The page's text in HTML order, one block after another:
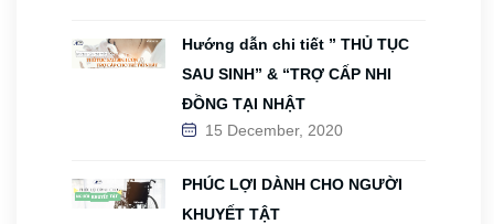
Hướng dẫn chi tiết ” THỦ TỤC
SAU SINH” & “TRỢ CẤP NHI
ĐỒNG TẠI NHẬT
15 December, 2020
PHÚC LỢI DÀNH CHO NGƯỜI
KHUYẾT TẬT